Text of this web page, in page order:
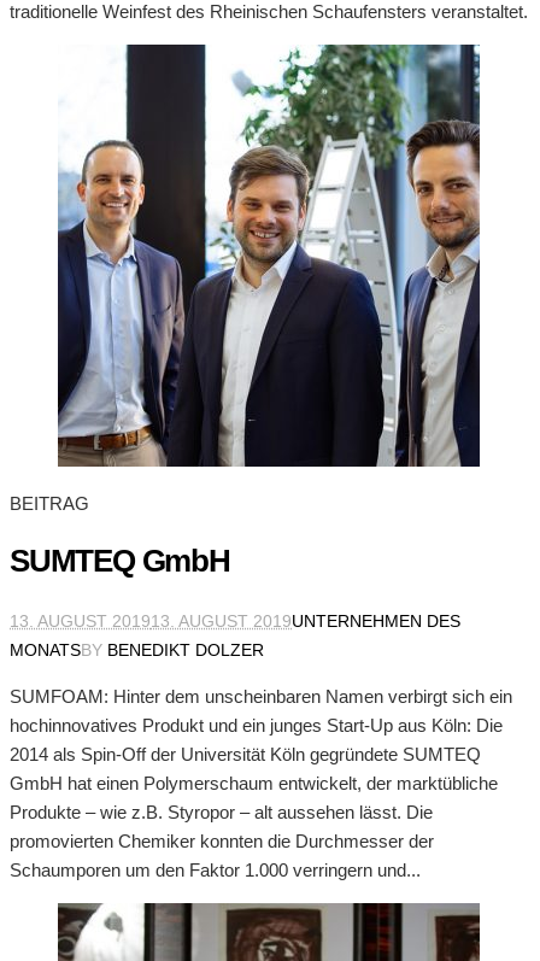
traditionelle Weinfest des Rheinischen Schaufensters veranstaltet.
BEITRAG
SUMTEQ GmbH
13. AUGUST 201913. AUGUST 2019UNTERNEHMEN DES
MONATSBY BENEDIKT DOLZER
SUMFOAM: Hinter dem unscheinbaren Namen verbirgt sich ein
hochinnovatives Produkt und ein junges Start-Up aus Köln: Die
2014 als Spin-Off der Universität Köln gegründete SUMTEQ
GmbH hat einen Polymerschaum entwickelt, der marktübliche
Produkte – wie z.B. Styropor – alt aussehen lässt. Die
promovierten Chemiker konnten die Durchmesser der
Schaumporen um den Faktor 1.000 verringern und...